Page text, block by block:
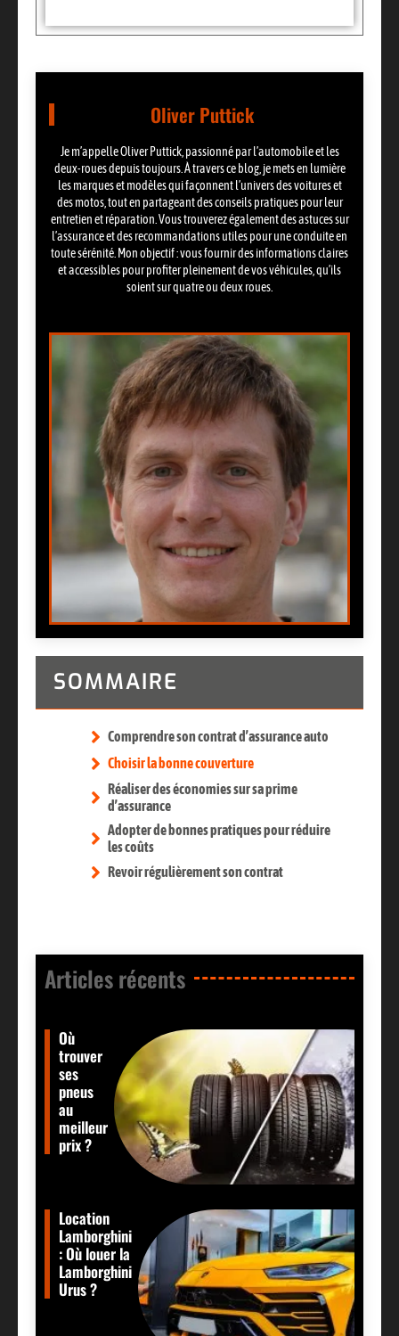
Oliver Puttick
Je m’appelle Oliver Puttick, passionné par l’automobile et les
deux-roues depuis toujours. À travers ce blog, je mets en lumière
les marques et modèles qui façonnent l’univers des voitures et
des motos, tout en partageant des conseils pratiques pour leur
entretien et réparation. Vous trouverez également des astuces sur
l’assurance et des recommandations utiles pour une conduite en
toute sérénité. Mon objectif : vous fournir des informations claires
et accessibles pour profiter pleinement de vos véhicules, qu’ils
soient sur quatre ou deux roues.
SOMMAIRE
Comprendre son contrat d’assurance auto
Choisir la bonne couverture
Réaliser des économies sur sa prime
d’assurance
Adopter de bonnes pratiques pour réduire
les coûts
Revoir régulièrement son contrat
Articles récents​
Où
trouver
ses
pneus
au
meilleur
prix ?
Location
Lamborghini
: Où louer la
Lamborghini
Urus ?